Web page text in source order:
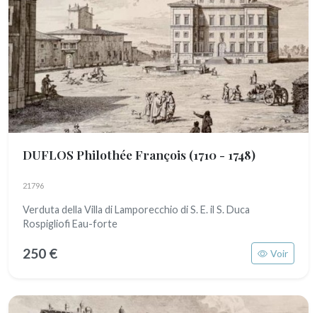
DUFLOS Philothée François (1710 - 1748)
21796
Verduta della Villa di Lamporecchio di S. E. il S. Duca
Rospigliofi Eau-forte
250 € Voir